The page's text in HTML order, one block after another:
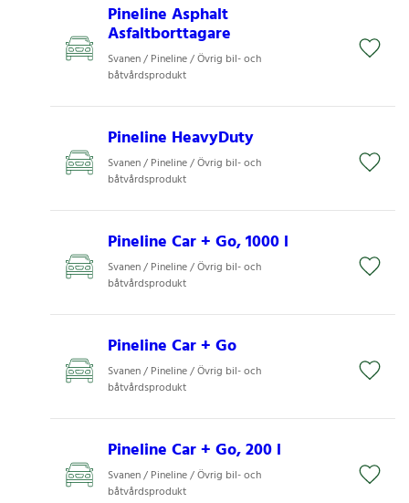
Pineline Asphalt
Asfaltborttagare
Svanen / Pineline / Övrig bil- och
båtvårdsprodukt
Pineline HeavyDuty
Svanen / Pineline / Övrig bil- och
båtvårdsprodukt
Pineline Car + Go, 1000 l
Svanen / Pineline / Övrig bil- och
båtvårdsprodukt
Pineline Car + Go
Svanen / Pineline / Övrig bil- och
båtvårdsprodukt
Pineline Car + Go, 200 l
Svanen / Pineline / Övrig bil- och
båtvårdsprodukt